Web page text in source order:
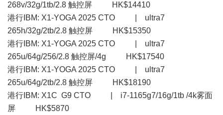
268v/32g/1tb/2.8 触控屏 HK$14410
港行IBM: X1-YOGA 2025 CTO | ultra7
265h/32g/2tb/2.8 触控屏 HK$15350
港行IBM: X1-YOGA 2025 CTO | ultra7
265u/64g/256/2.8 触控屏/4g HK$17540
港行IBM: X1-YOGA 2025 CTO | ultra7
265u/64g/2tb/2.8 触控屏 HK$18190
港行IBM: X1C G9 CTO | i7-1165g7/16g/1tb /4k雾面
屏 HK$5870